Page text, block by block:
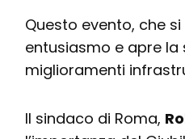
Questo evento, che
entusiasmo e apre
miglioramenti
Il sindaco di Roma,